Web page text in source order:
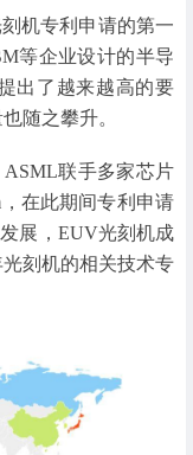
机专利申请的第一
等企业设计的半导
出了越来越高的要
随之攀升。
ASML联手多家芯片
在此期间专利申请
展，EUV光刻机成
刻机的相关技术专